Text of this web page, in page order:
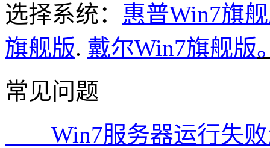
选择系统： 惠普Win7旗
旗舰版. 戴尔Win7旗舰版
常见问题
Win7服务器运行失败